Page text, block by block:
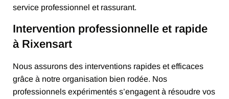
service professionnel et rassurant.
Intervention professionnelle et rapide
à Rixensart
Nous assurons des interventions rapides et efficaces
grâce à notre organisation bien rodée. Nos
professionnels expérimentés s’engagent à résoudre vos